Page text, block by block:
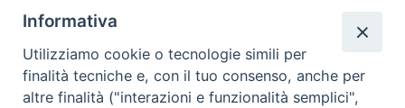
Redazione
Scrivici
Informativa
Utilizziamo cookie o tecnologie simili per
finalità tecniche e, con il tuo consenso, anche per
altre finalità ("interazioni e funzionalità semplici",